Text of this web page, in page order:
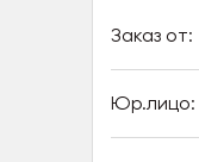
Заказ от:
Юр.лицо: